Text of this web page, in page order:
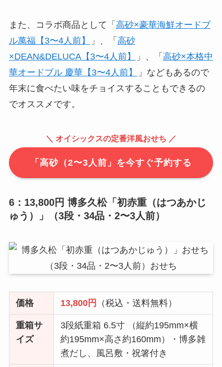
また、コラボ商品として「 高砂×豪華海鮮オードブ
ル萬福【3〜4人前】
」、「 高砂
×DEAN&DELUCA【3〜4人前】
」、「 高砂×本格中
華オードブル 慶華【3〜4人前】
」などもあるので
年末に食べたい味をチョイスすることもできるの
でオススメです。
＼ オイシックスの定番洋風おせち ／
「高砂（2〜3人前」を今すぐ予約する
6：13,800円 博多久松「初赤重（はつあかじ
ゅう）」（3段・34品・2〜3人前）
価格 13,800円 （税込・送料無料）
重箱サ
イズ
3段紙重箱 6.5寸 （縦約195mm×横
約195mm×高さ約160mm）・博多雑
煮だし、風呂敷・祝箸付き